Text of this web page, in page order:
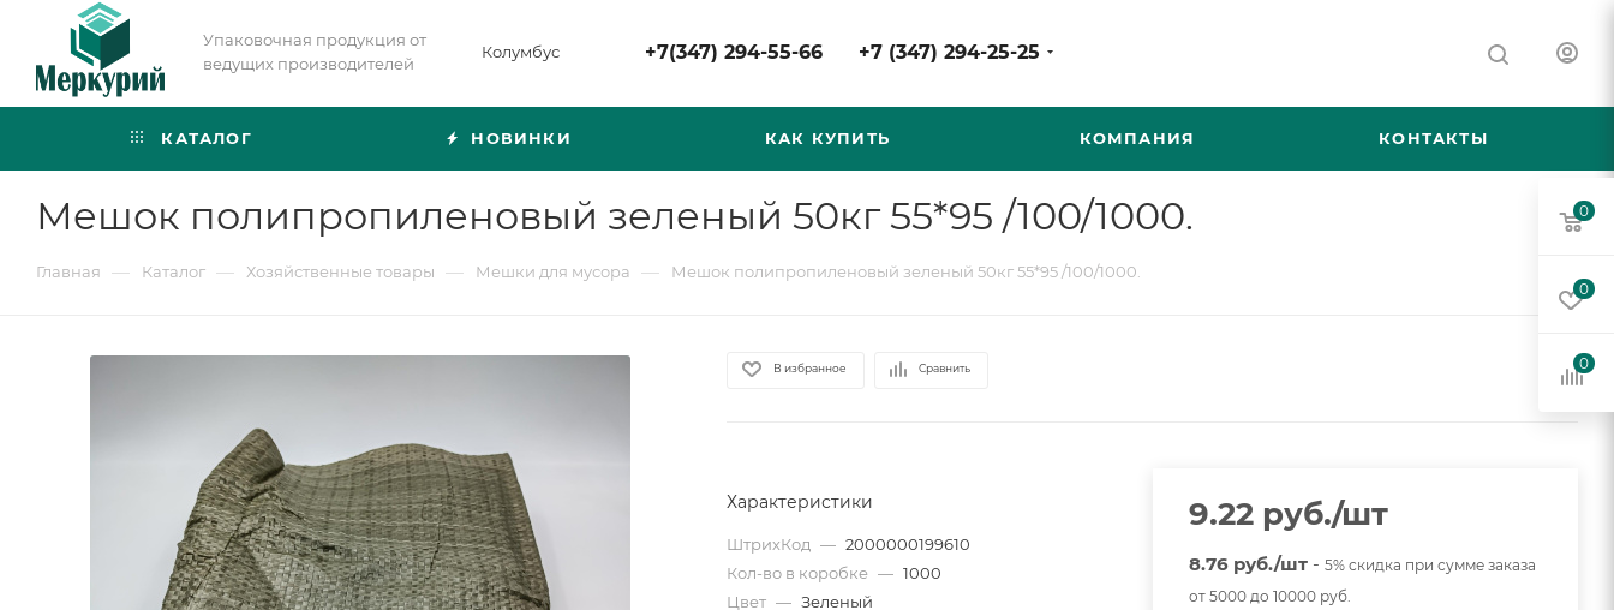
Упаковочная продукция от
ведущих производителей
Колумбус +7(347) 294-55-66 +7 (347) 294-25-25
КАТАЛОГ НОВИНКИ КАК КУПИТЬ КОМПАНИЯ КОНТАКТЫ
Мешок полипропиленовый зеленый 50кг 55*95 /100/1000.
Главная — Каталог — Хозяйственные товары — Мешки для мусора — Мешок полипропиленовый зеленый 50кг 55*95 /100/1000.
В избранное Сравнить
Характеристики
ШтрихКод — 2000000199610
Кол-во в коробке — 1000
Цвет — Зеленый
9.22руб./шт
8.76 руб./шт- 5% скидка при сумме заказа
от 5000 до 10000 руб.
0
0
0